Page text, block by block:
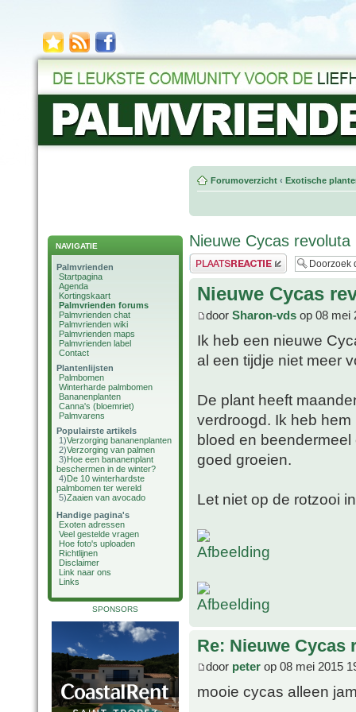
NAVIGATIE
Palmvrienden
Startpagina
Agenda
Kortingskaart
Palmvrienden forums
Palmvrienden chat
Palmvrienden wiki
Palmvrienden maps
Palmvrienden label
Contact
Plantenlijsten
Palmbomen
Winterharde palmbomen
Bananenplanten
Canna's (bloemriet)
Palmvarens
Populairste artikels
1)Verzorging bananenplanten
2)Verzorging van palmen
3)Hoe een bananenplant
beschermen in de winter?
4)De 10 winterhardste
palmbomen ter wereld
5)Zaaien van avocado
Handige pagina's
Exoten adressen
Veel gestelde vragen
Hoe foto's uploaden
Richtlijnen
Disclaimer
Link naar ons
Links
SPONSORS
Forumoverzicht ‹ Exotische
Nieuwe Cycas revoluta
Plaats een reactie
Nieuwe Cycas
door Sharon-vds op 08 mei
Ik heb een nieuwe
al een tijdje niet meer
De plant heeft
verdroogd. Ik heb
bloed en
goed groeien.
Let niet op de rotzooi
Re: Nieuwe Cycas
door peter op 08 mei 2015
mooie cycas alleen